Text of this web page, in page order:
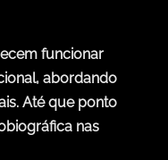
funcionar
abordando
Até que ponto
nas